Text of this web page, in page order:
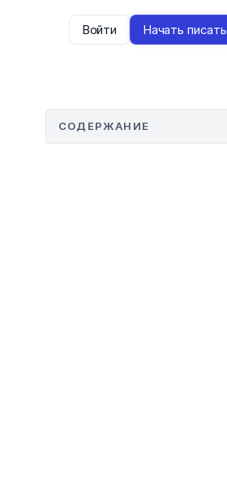
Войти Начать писать
СОДЕРЖАНИЕ